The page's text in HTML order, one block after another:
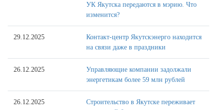
УК Якутска передаются в мэрию. Что
изменится?
29.12.2025
Контакт-центр Якутскэнерго находится
на связи даже в праздники
26.12.2025
Управляющие компании задолжали
энергетикам более 59 млн рублей
26.12.2025
Строительство в Якутске переживает